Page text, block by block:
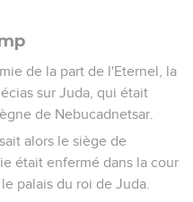
de la part de l'Eternel, la
sur Juda, qui était
de Nebucadnetsar.
alors le siège de
était enfermé dans la cour
palais du roi de Juda.